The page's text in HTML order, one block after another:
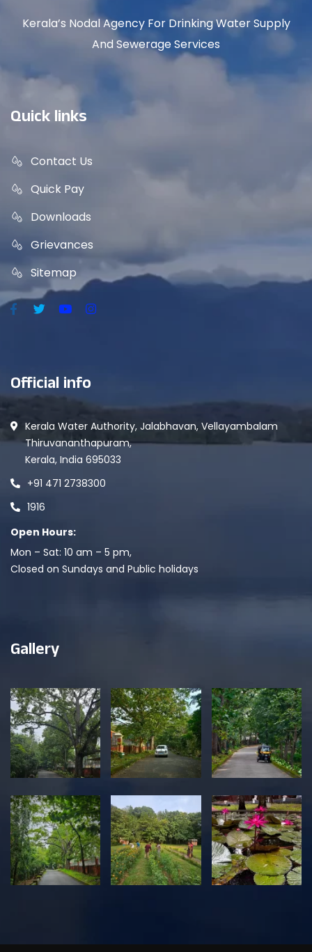
Kerala’s Nodal Agency For Drinking Water Supply
And Sewerage Services
Quick links
Contact Us
Quick Pay
Downloads
Grievances
Sitemap
Official info
Kerala Water Authority, Jalabhavan, Vellayambalam
Thiruvananthapuram,
Kerala, India 695033
+91 471 2738300
1916
Open Hours:
Mon – Sat: 10 am – 5 pm,
Closed on Sundays and Public holidays
Gallery